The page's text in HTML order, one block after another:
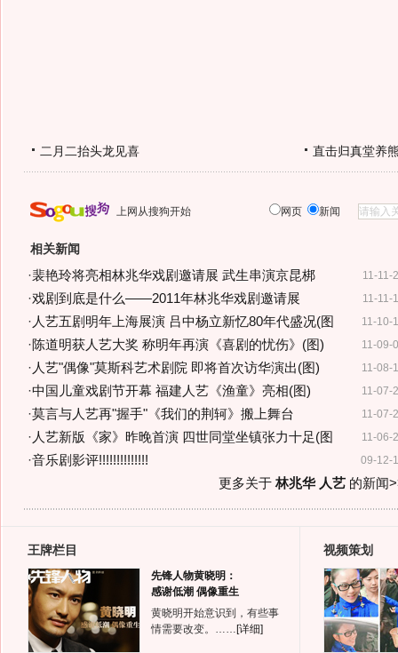
二月二抬头龙见喜 直击归真堂养
上网从搜狗开始 网页 新闻
相关新闻
11-11-
·裴艳玲将亮相林兆华戏剧邀请展 武生串演京昆梆
11-11-
·戏剧到底是什么——2011年林兆华戏剧邀请展
11-10-
· 人艺五剧明年上海展演 吕中杨立新忆80年代盛况(图
11-09-
·陈道明获人艺大奖 称明年再演《喜剧的忧伤》(图)
11-08-
· 人艺"偶像"莫斯科艺术剧院 即将首次访华演出(图)
11-07-
·中国儿童戏剧节开幕 福建人艺《渔童》亮相(图)
11-07-
·莫言与人艺再"握手"《我们的荆轲》搬上舞台
11-06-
· 人艺新版《家》昨晚首演 四世同堂坐镇张力十足(图
09-12-
·音乐剧影评!!!!!!!!!!!!!!
更多关于 林兆华 人艺的新闻
王牌栏目
先锋人物黄晓明：
感谢低潮 偶像重生
黄晓明开始意识到，有些事
情需要改变。…… [详细]
视频策划